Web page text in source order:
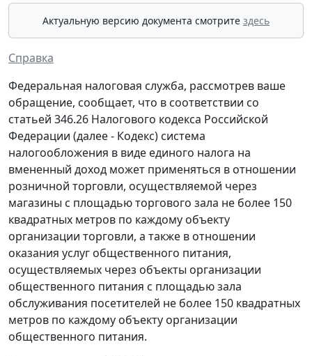
Актуальную версию документа смотрите здесь
Справка
Федеральная налоговая служба, рассмотрев ваше
обращение, сообщает, что в соответствии со
статьей 346.26 Налогового кодекса Российской
Федерации (далее - Кодекс) система
налогообложения в виде единого налога на
вмененный доход может применяться в отношении
розничной торговли, осуществляемой через
магазины с площадью торгового зала не более 150
квадратных метров по каждому объекту
организации торговли, а также в отношении
оказания услуг общественного питания,
осуществляемых через объекты организации
общественного питания с площадью зала
обслуживания посетителей не более 150 квадратных
метров по каждому объекту организации
общественного питания.